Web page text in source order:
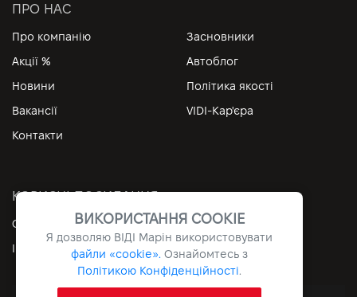
ПРО НАС
Про компанію
Засновники
Акції %
Автоблог
Новини
Політика якості
Вакансії
VIDI-Кар'єра
Контакти
КОРИСНІ ПОСИЛАННЯ
Особистий кабінет
Контакти
Інформація
Архів
ВИКОРИСТАННЯ COOKIE
Я дозволяю ВІДІ Марін використовувати
файли «cookie». Ознайомтесь з
Політикою Конфіденційності.